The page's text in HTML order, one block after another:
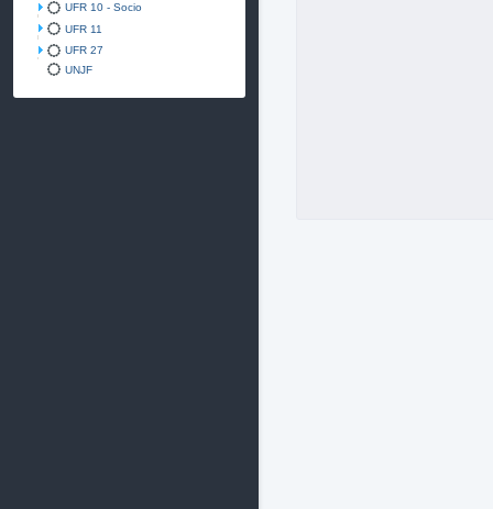
UFR 10 - Socio
UFR 11
UFR 27
UNJF